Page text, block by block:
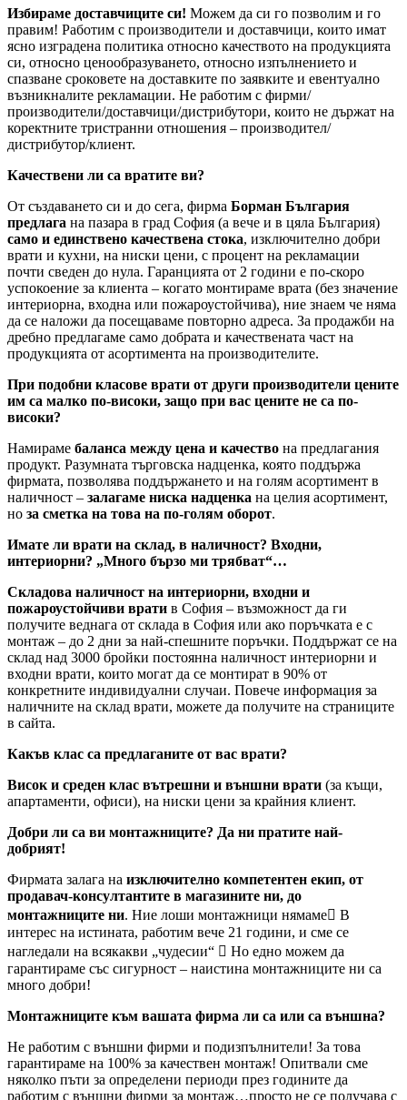
Избираме доставчиците си! Можем да си го позволим и го
правим! Работим с производители и доставчици, които имат
ясно изградена политика относно качеството на продукцията
си, относно ценообразуването, относно изпълнението и
спазване сроковете на доставките по заявките и евентуално
възникналите рекламации. Не работим с фирми/
производители/доставчици/дистрибутори, които не държат на
коректните тристранни отношения – производител/
дистрибутор/клиент.
Качествени ли са вратите ви?
От създаването си и до сега, фирма Борман България
предлага на пазара в град София (а вече и в цяла България)
само и единствено качествена стока, изключително добри
врати и кухни, на ниски цени, с процент на рекламации
почти сведен до нула. Гаранцията от 2 години е по-скоро
успокоение за клиента – когато монтираме врата (без значение
интериорна, входна или пожароустойчива), ние знаем че няма
да се наложи да посещаваме повторно адреса. За продажби на
дребно предлагаме само добрата и качествената част на
продукцията от асортимента на производителите.
При подобни класове врати от други производители цените
им са малко по-високи, защо при вас цените не са по-
високи?
Намираме баланса между цена и качество на предлагания
продукт. Разумната търговска надценка, която поддържа
фирмата, позволява поддържането и на голям асортимент в
наличност – залагаме ниска надценка на целия асортимент,
но за сметка на това на по-голям оборот.
Имате ли врати на склад, в наличност? Входни,
интериорни? „Много бързо ми трябват“…
Складова наличност на интериорни, входни и
пожароустойчиви врати в София – възможност да ги
получите веднага от склада в София или ако поръчката е с
монтаж – до 2 дни за най-спешните поръчки. Поддържат се на
склад над 3000 бройки постоянна наличност интериорни и
входни врати, които могат да се монтират в 90% от
конкретните индивидуални случаи. Повече информация за
наличните на склад врати, можете да получите на страниците
в сайта.
Какъв клас са предлаганите от вас врати?
Висок и среден клас вътрешни и външни врати (за къщи,
апартаменти, офиси), на ниски цени за крайния клиент.
Добри ли са ви монтажниците? Да ни пратите най-
добрият!
Фирмата залага на изключително компетентен екип, от
продавач-консултантите в магазините ни, до
монтажниците ни. Ние лоши монтажници нямаме В
интерес на истината, работим вече 21 години, и сме се
нагледали на всякакви „чудесии“  Но едно можем да
гарантираме със сигурност – наистина монтажниците ни са
много добри!
Монтажниците към вашата фирма ли са или са външна?
Не работим с външни фирми и подизпълнители! За това
гарантираме на 100% за качествен монтаж! Опитвали сме
няколко пъти за определени периоди през годините да
работим с външни фирми за монтаж…просто не се получава с